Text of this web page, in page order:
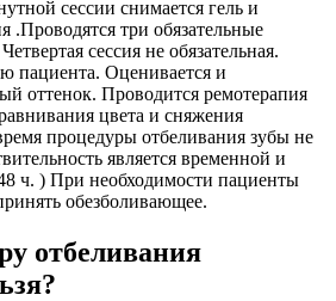
сессии снимается гель и
.Проводятся три обязательные
сессия не обязательная.
пациента. Оценивается и
оттенок. Проводится ремотерапия
цвета и сняжения
процедуры отбеливания зубы не
является временной и
ч. ) При необходимости пациенты
обезболивающее.
отбеливания